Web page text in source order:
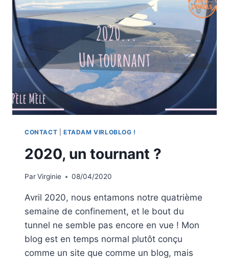
CONTACT ETADAM VIRLOBLOG !
2020, un tournant ?
ParVirginie 08/04/2020
Avril 2020, nous entamons notre quatrième
semaine de confinement, et le bout du
tunnel ne semble pas encore en vue ! Mon
blog est en temps normal plutôt conçu
comme un site que comme un blog, mais